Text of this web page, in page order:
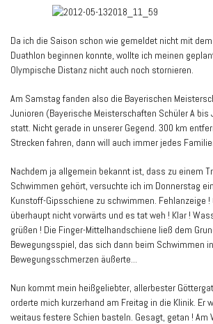
Da ich die Saison schon wie gemeldet nicht mit
Duathlon beginnen konnte, wollte ich meinen
Olympische Distanz nicht auch noch stornieren.
Am Samstag fanden also die Bayerischen
Junioren (Bayerische Meisterschaften Schüler A bis
statt. Nicht gerade in unserer Gegend. 300 km
Strecken fahren, dann will auch immer jedes
Nachdem ja allgemein bekannt ist, dass zu einem
Schwimmen gehört, versuchte ich im Donnerstag
Kunstoff-Gipsschiene zu schwimmen. Fehlanzeige !
überhaupt nicht vorwärts und es tat weh ! Klar !
grüßen ! Die Finger-Mittelhandschiene ließ dem
Bewegungsspiel, das sich dann beim Schwimmen
Bewegungsschmerzen äußerte...
Nun kommt mein heißgeliebter, allerbester
orderte mich kurzerhand am Freitag in die Klinik. Er
weitaus festere Schien basteln. Gesagt, getan ! Am